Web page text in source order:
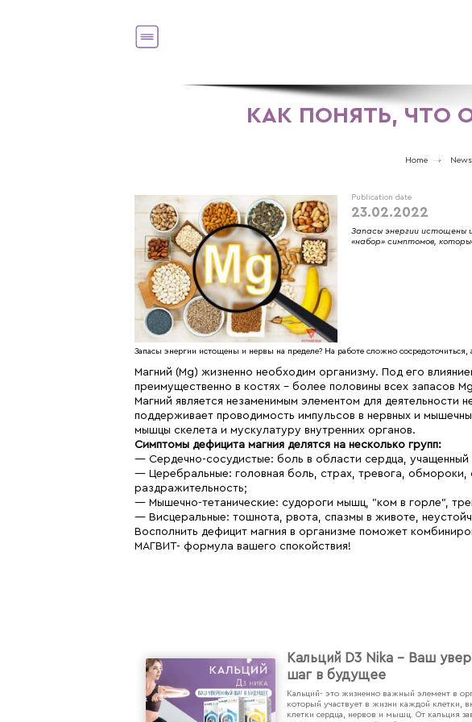
КАК ПОНЯТЬ, ЧТО
Home News
Publication date
23.02.2022
Запасы энергии истощены
«набор» симптомов,
Запасы энергии истощены и нервы на пределе? На работе сложно
Магний (Mg) жизненно необходим организму. Под его
преимущественно в костях – более половины всех запасов
Магний является незаменимым элементом для
поддерживает проводимость импульсов в нервных и
мышцы скелета и мускулатуру внутренних органов.
Симптомы дефицита магния делятся на несколько групп:
— Сердечно-сосудистые: боль в области сердца, учащенный
— Церебральные: головная боль, страх, тревога, обмороки,
раздражительность;
— Мышечно-тетанические: судороги мышц, "ком в горле",
— Висцеральные: тошнота, рвота, спазмы в животе,
Восполнить дефицит магния в организме поможет
МАГВИТ- формула вашего спокойствия!
Кальций D3 Nika - Ваш
шаг в будущее
Кальций- это жизненно важный элемент в
который участвует в жизни каждой клетки,
клетки сердца, нервов и мышц. От кальция